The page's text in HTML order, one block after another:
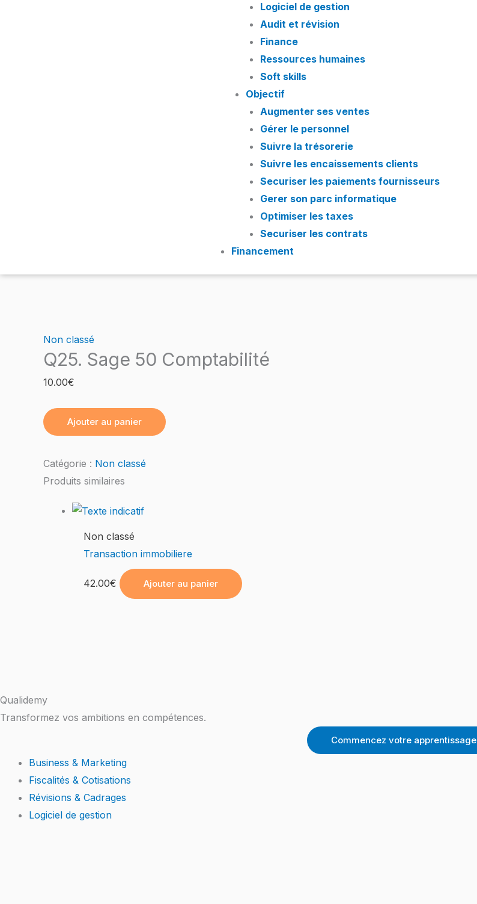
Logiciel de gestion
Audit et révision
Finance
Ressources humaines
Soft skills
Objectif
Augmenter ses ventes
Gérer le personnel
Suivre la trésorerie
Suivre les encaissements clients
Securiser les paiements fournisseurs
Gerer son parc informatique
Optimiser les taxes
Securiser les contrats
Financement
Non classé
Q25. Sage 50 Comptabilité
10.00€
Ajouter au panier
Catégorie : Non classé
Produits similaires
Non classé
Transaction immobiliere
42.00€ Ajouter au panier
Qualidemy
Transformez vos ambitions en compétences.
Commencez votre apprentissage
Business & Marketing
Fiscalités & Cotisations
Révisions & Cadrages
Logiciel de gestion